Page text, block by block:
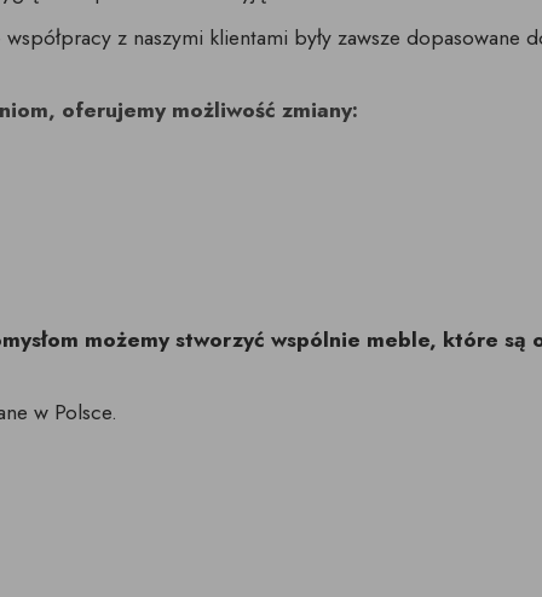
z naszymi klientami były zawsze
oferujemy możliwość zmiany:
możemy stworzyć wspólnie meble, które
w Polsce.